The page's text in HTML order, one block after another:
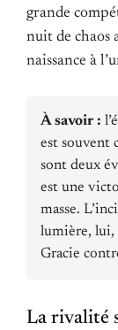
grande
nuit de chaos
naissance à
À savoir :
est souvent
sont deux
est une
masse.
lumière, lui,
Gracie
La rivalité